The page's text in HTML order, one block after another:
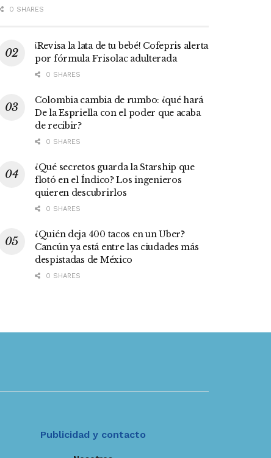
0 SHARES
¡Revisa la lata de tu bebé! Cofepris alerta
por fórmula Frisolac adulterada
0 SHARES
Colombia cambia de rumbo: ¿qué hará
De la Espriella con el poder que acaba
de recibir?
0 SHARES
¿Qué secretos guarda la Starship que
flotó en el Índico? Los ingenieros
quieren descubrirlos
0 SHARES
¿Quién deja 400 tacos en un Uber?
Cancún ya está entre las ciudades más
despistadas de México
0 SHARES
Publicidad y contacto